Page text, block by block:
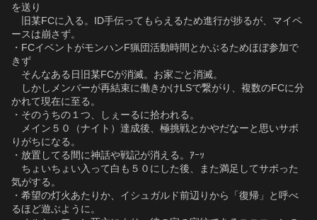
を送り
旧某FCに入る。ID手伝ってもらえるため進行が捗るが、マイペ
ースは崩さず。
・FCイベントがモンハンF猟団活動時間とかぶるためほぼ参加で
きず
そんなある日旧某FCが消滅。お家ごと消滅。
しかしメンバーが再結束に働きかけLSで繋がり、複数のFCに分
かれて現在に至る。
・そのうちの１つ、しぇーるに拾われる。
メイン５０（ナイト）達成後、極挑戦とかやだなーと思いサボ
りがちになる。
・放置してる間に神話や戦記が消える。ｱｰｯ
ちょいちょい入って白も５０にした後、また満足してサボった
気がする。
・希望の灯火あたりか、イシュガルド前辺りから「復帰」と呼べ
るほど遊ぶように。